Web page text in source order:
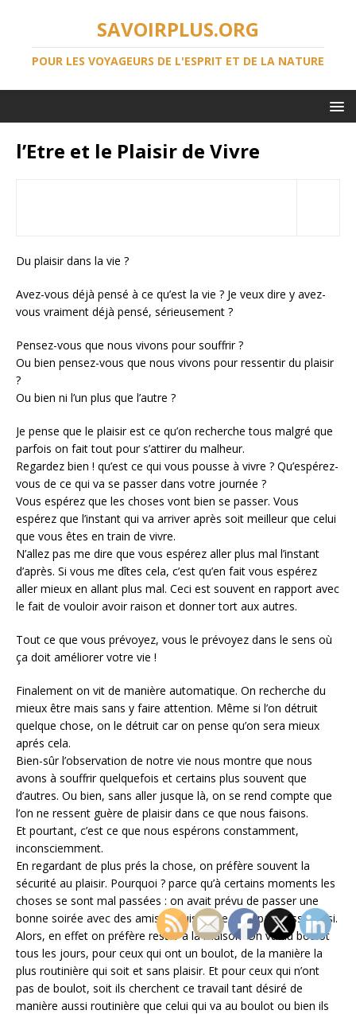
SAVOIRPLUS.ORG
POUR LES VOYAGEURS DE L'ESPRIT ET DE LA NATURE
l’Etre et le Plaisir de Vivre
Du plaisir dans la vie ?
Avez-vous déjà pensé à ce qu’est la vie ? Je veux dire y avez-
vous vraiment déjà pensé, sérieusement ?
Pensez-vous que nous vivons pour souffrir ?
Ou bien pensez-vous que nous vivons pour ressentir du plaisir
?
Ou bien ni l’un plus que l’autre ?
Je pense que le plaisir est ce qu’on recherche tous malgré que
parfois on fait tout pour s’attirer du malheur.
Regardez bien ! qu’est ce qui vous pousse à vivre ? Qu’espérez-
vous de ce qui va se passer dans votre journée ?
Vous espérez que les choses vont bien se passer. Vous
espérez que l’instant qui va arriver après soit meilleur que celui
que vous êtes en train de vivre.
N’allez pas me dire que vous espérez aller plus mal l’instant
d’après. Si vous me dîtes cela, c’est qu’en fait vous espérez
aller mieux en allant plus mal. Ceci est souvent en rapport avec
le fait de vouloir avoir raison et donner tort aux autres.
Tout ce que vous prévoyez, vous le prévoyez dans le sens où
ça doit améliorer votre vie !
Finalement on vit de manière automatique. On recherche du
mieux être mais sans y faire attention. Même si l’on détruit
quelque chose, on le détruit car on pense qu’on sera mieux
aprés cela.
Bien-sûr l’observation de notre vie nous montre que nous
avons à souffrir quelquefois et certains plus souvent que
d’autres. Ou bien, sans aller jusque là, on se rend compte que
l’on ne ressent guère de plaisir dans ce que nous faisons.
Et pourtant, c’est ce que nous espérons constamment,
inconsciemment.
En regardant de plus prés la chose, on préfère souvent la
sécurité au plaisir. Pourquoi ? parce qu’à certains moments les
choses se sont mal passées : on avait prévu de passer une
bonne soirée avec des amis et puis ça ne s’est pas passé ainsi.
Alors, en effet on préfère rester à la maison. On va au boulot
tous les jours, pour ceux qui ont un boulot, de la manière la
plus routinière qui soit et sans plaisir. Et pour ceux qui n’ont
pas de boulot, soit ils cherchent ce travail tant désiré de
manière aussi routinière que celui qui va au boulot ou bien ils